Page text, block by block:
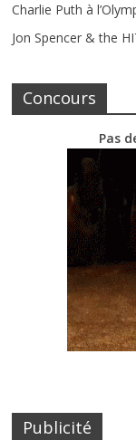
Charlie Puth à
Jon Spencer & the
Concours
Pas
Publicité